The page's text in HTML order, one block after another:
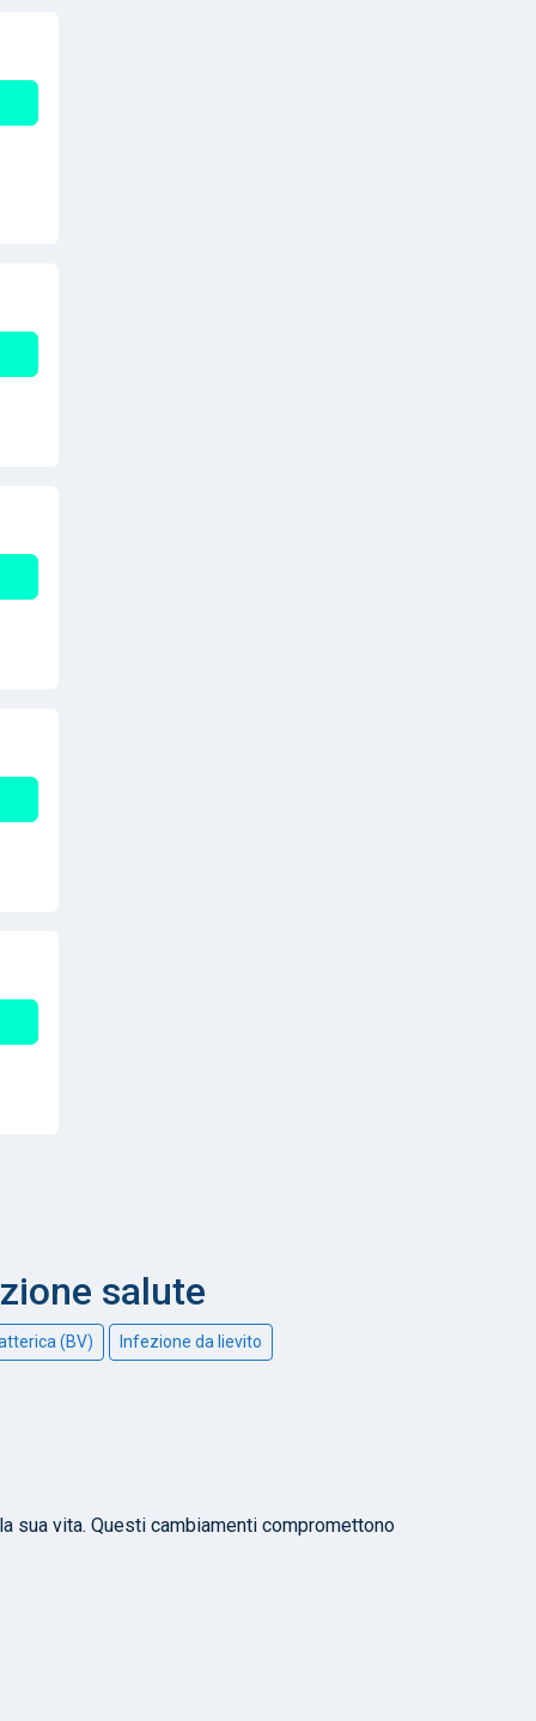
salute
(BV) Infezione da lievito
sua vita. Questi cambiamenti compromettono